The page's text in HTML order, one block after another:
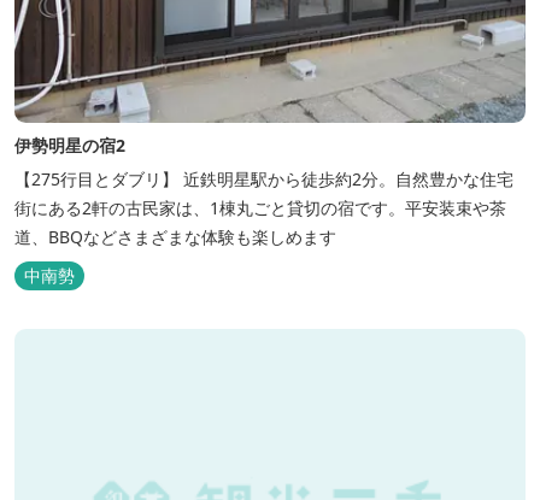
伊勢明星の宿2
【275行目とダブリ】 近鉄明星駅から徒歩約2分。自然豊かな住宅
街にある2軒の古民家は、1棟丸ごと貸切の宿です。平安装束や茶
道、BBQなどさまざまな体験も楽しめます
中南勢